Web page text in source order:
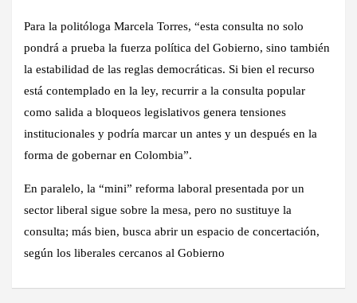
Para la politóloga Marcela Torres, “esta consulta no solo
pondrá a prueba la fuerza política del Gobierno, sino también
la estabilidad de las reglas democráticas. Si bien el recurso
está contemplado en la ley, recurrir a la consulta popular
como salida a bloqueos legislativos genera tensiones
institucionales y podría marcar un antes y un después en la
forma de gobernar en Colombia”.
En paralelo, la “mini” reforma laboral presentada por un
sector liberal sigue sobre la mesa, pero no sustituye la
consulta; más bien, busca abrir un espacio de concertación,
según los liberales cercanos al Gobierno